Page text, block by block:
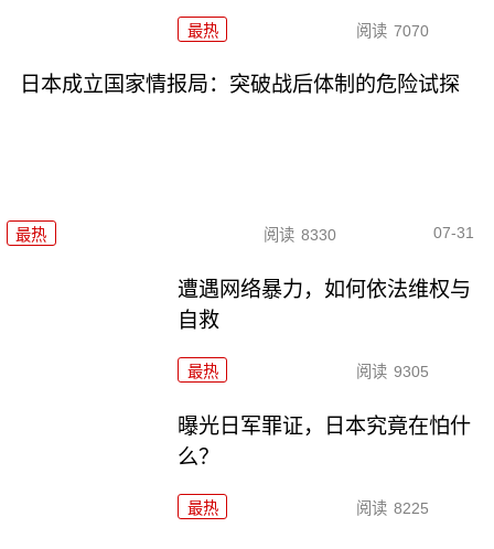
最热 阅读 7070
日本成立国家情报局：突破战后体制的危险试探
最热 阅读 8330 07-31
遭遇网络暴力，如何依法维权与
自救
最热 阅读 9305
曝光日军罪证，日本究竟在怕什
么？
最热 阅读 8225